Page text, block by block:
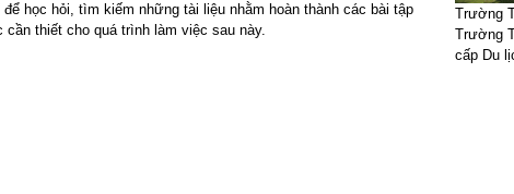
học hỏi, tìm kiếm những tài liệu nhằm hoàn thành các bài tập
thiết cho quá trình làm việc sau này.
Trường
Trường
cấp Du